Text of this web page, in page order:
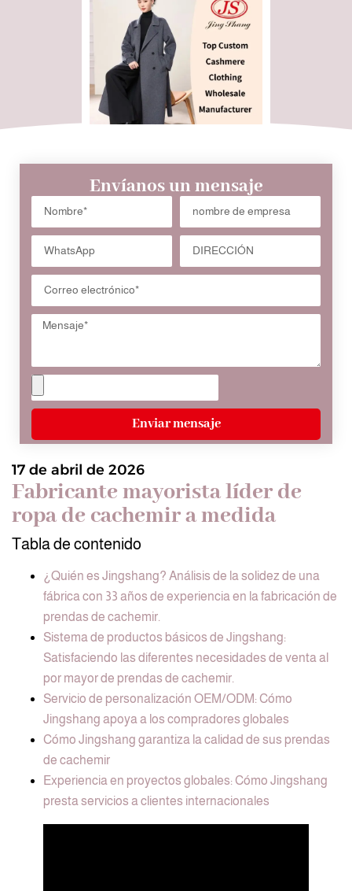
Envíanos un mensaje
Enviar mensaje
17 de abril de 2026
Fabricante mayorista líder de
ropa de cachemir a medida
Tabla de contenido
¿Quién es Jingshang? Análisis de la solidez de una
fábrica con 33 años de experiencia en la fabricación de
prendas de cachemir.
Sistema de productos básicos de Jingshang:
Satisfaciendo las diferentes necesidades de venta al
por mayor de prendas de cachemir.
Servicio de personalización OEM/ODM: Cómo
Jingshang apoya a los compradores globales
Cómo Jingshang garantiza la calidad de sus prendas
de cachemir
Experiencia en proyectos globales: Cómo Jingshang
presta servicios a clientes internacionales